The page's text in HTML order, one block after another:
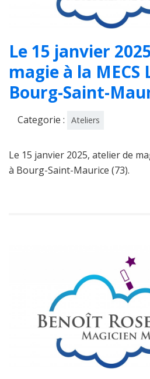
Le 15 janvier
magie à la MECS
Bourg-Saint-
Categorie : Ateliers
Le 15 janvier 2025, atelier de
à Bourg-Saint-Maurice (73).